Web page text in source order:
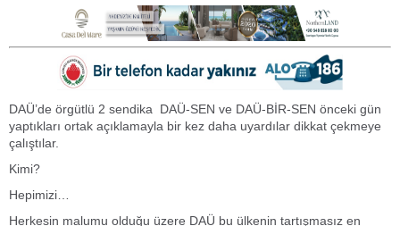
DAÜ’de örgütlü 2 sendika DAÜ-SEN ve DAÜ-BİR-SEN önceki gün
yaptıkları ortak açıklamayla bir kez daha uyardılar dikkat çekmeye
çalıştılar.
Kimi?
Hepimizi…
Herkesin malumu olduğu üzere DAÜ bu ülkenin tartışmasız en